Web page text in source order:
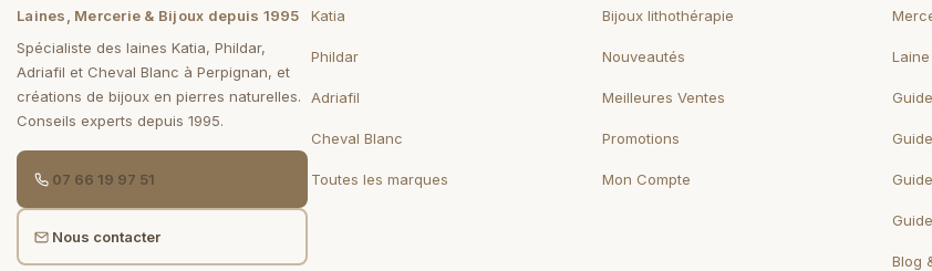
Laines, Mercerie & Bijoux depuis 1995
Spécialiste des laines Katia, Phildar,
Adriafil et Cheval Blanc à Perpignan, et
créations de bijoux en pierres naturelles.
Conseils experts depuis 1995.
07 66 19 97 51
Nous contacter
Katia
Phildar
Adriafil
Cheval Blanc
Toutes les marques
Bijoux lithothérapie
Nouveautés
Meilleures Ventes
Promotions
Mon Compte
Blog